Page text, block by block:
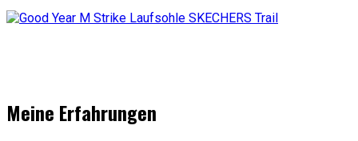
Meine Erfahrungen